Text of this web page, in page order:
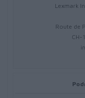
Lexmark
Route de
CH-